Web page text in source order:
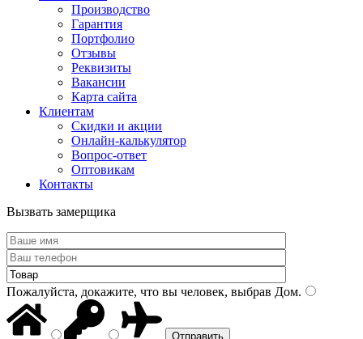
Производство
Гарантия
Портфолио
Отзывы
Реквизиты
Вакансии
Карта сайта
Клиентам
Скидки и акции
Онлайн-калькулятор
Вопрос-ответ
Оптовикам
Контакты
Вызвать замерщика
Пожалуйста, докажите, что вы человек, выбрав Дом.